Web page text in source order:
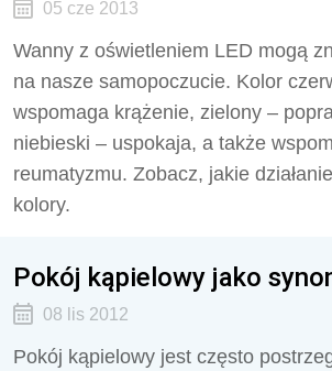
05 cze 2013
Wanny z oświetleniem LED mogą
na nasze samopoczucie. Kolor
wspomaga krążenie, zielony –
niebieski – uspokaja, a także
reumatyzmu. Zobacz, jakie
kolory.
Pokój kąpielowy jako
08 lis 2012
Pokój kąpielowy jest często